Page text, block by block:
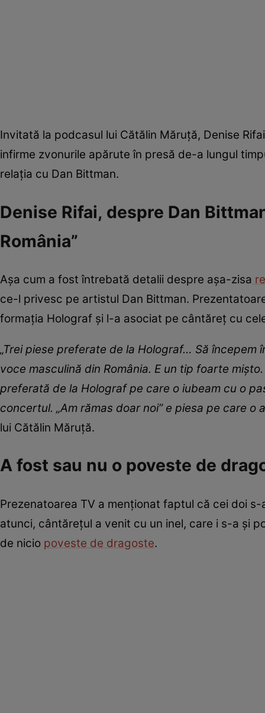
Invitată la podcasul lui Cătălin Măruță, Denise
infirme zvonurile apărute în presă de-a lungul
relația cu Dan Bittman.
Denise Rifai, despre Dan
România”
Așa cum a fost întrebată detalii despre așa-zisa
ce-l privesc pe artistul Dan Bittman.
formația Holograf și l-a asociat pe cântăreț cu
„Trei piese preferate de la Holograf… Să începem
voce masculină din România. E un tip foarte
preferată de la Holograf pe care o iubeam cu o
concertul. „Am rămas doar noi” e piesa pe care o
lui Cătălin Măruță.
A fost sau nu o poveste de
Prezenatoarea TV a menționat faptul că cei doi
atunci, cântărețul a venit cu un inel, care i s-a și
de nicio poveste de dragoste.